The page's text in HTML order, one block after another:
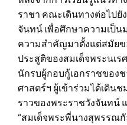
ราชา คณะเดินทางต่อไปยั
จันทน์ เพื่อศึกษาความเป็น
ความสำคัญมาตั้งแต่สมัย
ประสูติของสมเด็จพระนเ
นักรบผู้กอบกู้เอกราชของ
ศาสตร์ฯ ผู้เข้าร่วมได้เดิน
ราวของพระราชวังจันทน์
“สมเด็จพระพี่นางสุพรรณ